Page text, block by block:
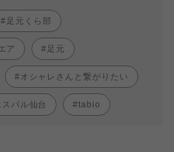
足元くら部
ア 足元
オシャレさんと繋がりたい
スパル仙台 tabio